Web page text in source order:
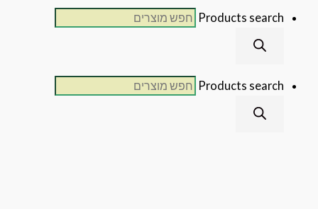
Products
Products